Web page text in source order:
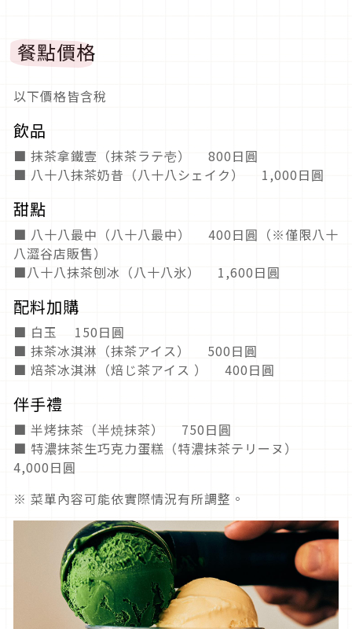
餐點價格
以下價格皆含稅
飲品
■ 抹茶拿鐵壹（抹茶ラテ壱） 800日圓
■ 八十八抹茶奶昔（八十八シェイク） 1,000日圓
甜點
■ 八十八最中（八十八最中） 400日圓（※僅限八十
八澀谷店販售）
■八十八抹茶刨冰（八十八氷） 1,600日圓
配料加購
■ 白玉 150日圓
■ 抹茶冰淇淋（抹茶アイス） 500日圓
■ 焙茶冰淇淋（焙じ茶アイス ） 400日圓
伴手禮
■ 半烤抹茶（半焼抹茶） 750日圓
■ 特濃抹茶生巧克力蛋糕（特濃抹茶テリーヌ）
4,000日圓
※ 菜單內容可能依實際情況有所調整。